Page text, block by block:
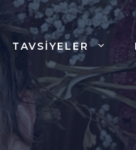
TAVSIYELER